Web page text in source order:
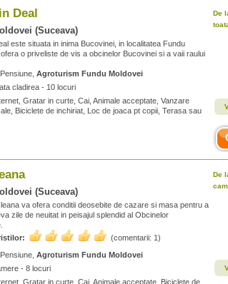
Deal
(Suceava)
este situata in inima Bucovinei, in localitatea Fundu
o priveliste de vis a obcinelor Bucovinei si a vaii raului
Pensiune, Agroturism Fundu Moldovei
cladirea - 10 locuri
Gratar in curte, Cai, Animale acceptate, Vanzare
Biciclete de inchiriat, Loc de joaca pt copii, Terasa sau
De
(Suceava)
va ofera conditii deosebite de cazare si masa pentru a
zile de neuitat in peisajul splendid al Obcinelor
(comentarii: 1)
Pensiune, Agroturism Fundu Moldovei
- 8 locuri
Gratar in curte, Cai, Animale acceptate, Biciclete de
De